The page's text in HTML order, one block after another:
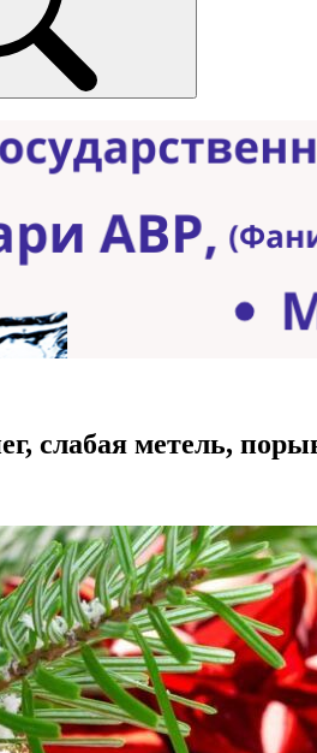
слабая метель,